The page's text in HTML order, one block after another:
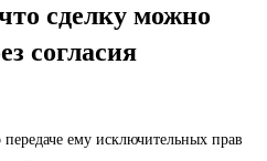
сделку можно
согласия
ему исключительных прав